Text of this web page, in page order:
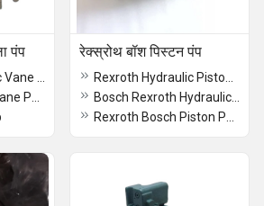
पंप रेक्स्रोथ बॉश पिस्टन पंप